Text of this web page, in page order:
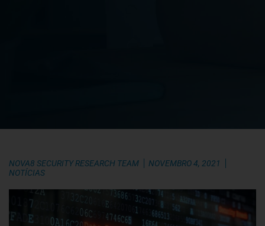
NOVA8 SECURITY RESEARCH TEAM
NOVEMBRO 4, 2021
NOTÍCIAS